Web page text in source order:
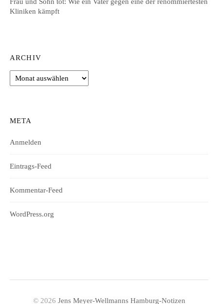
Kliniken kämpft
ARCHIV
Archiv
META
Anmelden
Eintrags-Feed
Kommentar-Feed
WordPress.org
© 2026 Jens Meyer-Wellmanns Hamburg-Notizen